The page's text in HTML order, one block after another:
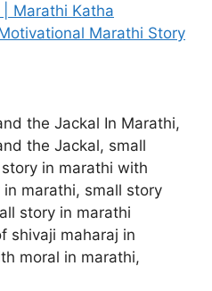
| Marathi Katha
Motivational Marathi Story
the Jackal In Marathi,
the Jackal, small
in marathi with
marathi, small story
story in marathi
shivaji maharaj in
moral in marathi,